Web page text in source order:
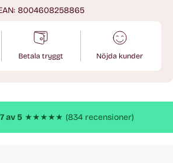
8004608258865
Betala tryggt Nöjda kunder
av 5 ★★★★★ (834 recensioner)